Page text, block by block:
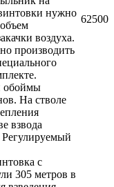
нужно
воздуха.
производить
обоймы
На стволе
взвода
62500
с
305 метров в